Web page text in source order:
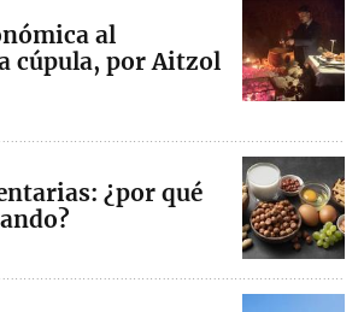
al
cúpula, por Aitzol
¿por qué